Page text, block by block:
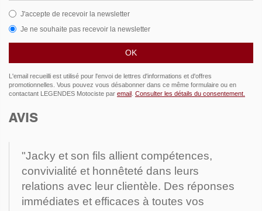
J'accepte de recevoir la newsletter
Je ne souhaite pas recevoir la newsletter
L'email recueilli est utilisé pour l'envoi de lettres d'informations et d'offres
promotionnelles. Vous pouvez vous désabonner dans ce même formulaire ou en
contactant LEGENDES Motociste par email Consulter les détails du consentement.
AVIS
"Jacky et son fils allient compétences,
convivialité et honnêteté dans leurs
relations avec leur clientèle. Des réponses
immédiates et efficaces à toutes vos